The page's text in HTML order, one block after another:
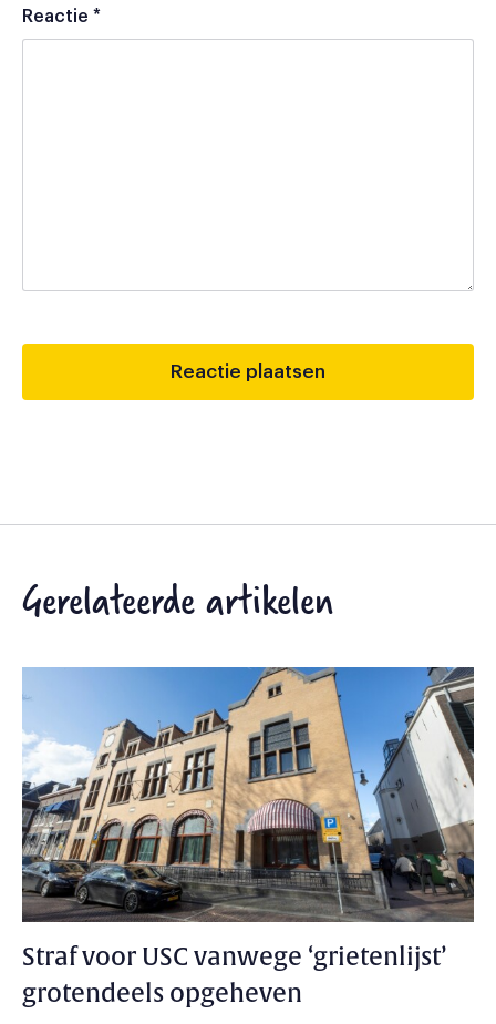
Reactie *
Gerelateerde artikelen
Straf voor USC vanwege ‘grietenlijst’
grotendeels opgeheven